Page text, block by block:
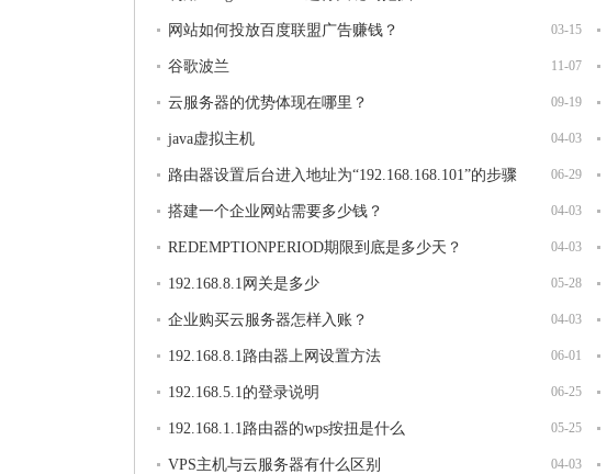
03-15
网站如何投放百度联盟广告赚钱？
11-07
谷歌波兰
09-19
云服务器的优势体现在哪里？
04-03
java虚拟主机
06-29
路由器设置后台进入地址为“192.168.168.101”的步骤
04-03
搭建一个企业网站需要多少钱？
04-03
REDEMPTIONPERIOD期限到底是多少天？
05-28
192.168.8.1网关是多少
04-03
企业购买云服务器怎样入账？
06-01
192.168.8.1路由器上网设置方法
06-25
192.168.5.1的登录说明
05-25
192.168.1.1路由器的wps按扭是什么
04-03
VPS主机与云服务器有什么区别